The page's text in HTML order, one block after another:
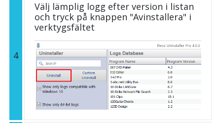
4
Välj lämplig logg efter version i listan
och tryck på knappen "Avinstallera" i
verktygsfältet